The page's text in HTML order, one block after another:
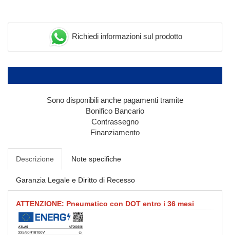
Richiedi informazioni sul prodotto
Sono disponibili anche pagamenti tramite
Bonifico Bancario
Contrassegno
Finanziamento
Descrizione Note specifiche
Garanzia Legale e Diritto di Recesso
ATTENZIONE: Pneumatico con DOT entro i 36 mesi